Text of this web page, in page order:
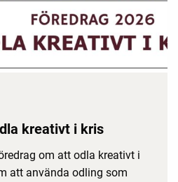
kreativt i kris
om att odla kreativt i
att använda odling som